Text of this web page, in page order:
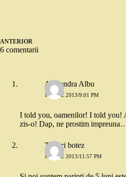
ANTERIOR
6 comentarii
Alexandra Albu
1 IUNIE 2013/9:01 PM
I told you, oamenilor! I told you!
zis-o! Dap, ne prostim
Torturi botez
1 IUNIE 2013/11:57 PM